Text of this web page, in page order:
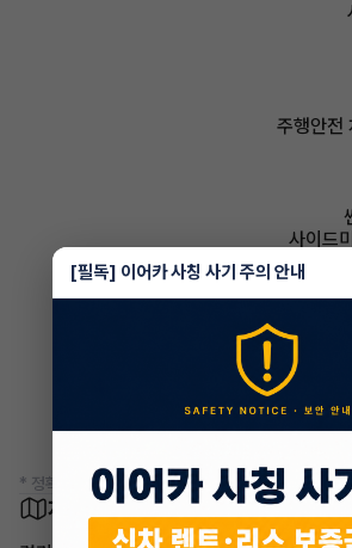
주행안전
사이드
주행안전
주
* 정확한 정보는 판매자와 반드시 확인하시기 바랍니
차량 위치
[필독] 이어카 사칭 사기 주의 안내